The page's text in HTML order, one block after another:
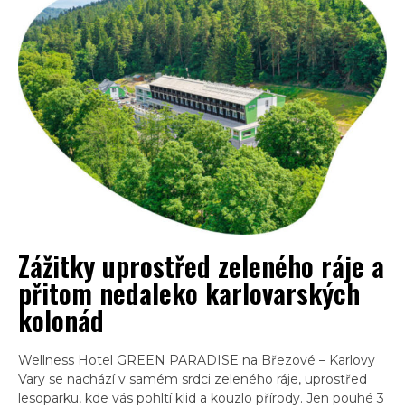
Zážitky uprostřed zeleného ráje a
přitom nedaleko karlovarských
kolonád
Wellness Hotel GREEN PARADISE na Březové – Karlovy
Vary se nachází v samém srdci zeleného ráje, uprostřed
lesoparku, kde vás pohltí klid a kouzlo přírody. Jen pouhé 3